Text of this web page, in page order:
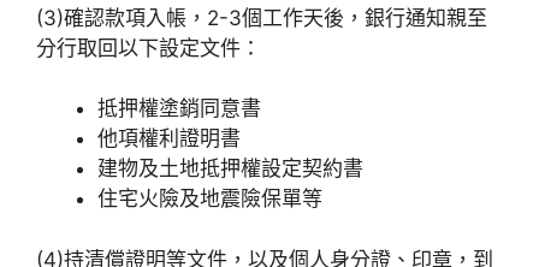
(3)確認款項入帳，2-3個工作天後，銀行通知親至
分行取回以下設定文件：
抵押權塗銷同意書
他項權利證明書
建物及土地抵押權設定契約書
住宅火險及地震險保單等
(4)持清償證明等文件，以及個人身分證、印章，到